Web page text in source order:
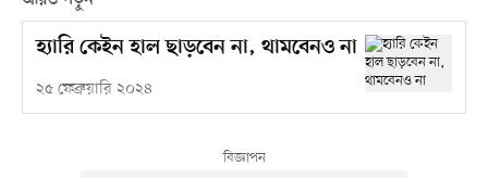
হ্যারি কেইন হাল ছাড়বেন না, থামবেনও না
২৫ ফেব্রুয়ারি ২০২৪